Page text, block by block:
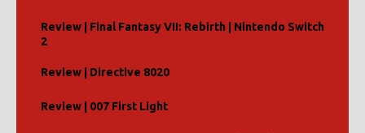
Review | Final Fantasy VII: Rebirth | Nintendo Switch
2
Review | Directive 8020
Review | 007 First Light